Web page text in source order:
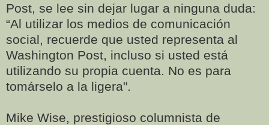
Post, se lee sin dejar lugar a ninguna duda:
“Al utilizar los medios de comunicación
social, recuerde que usted representa al
Washington Post, incluso si usted está
utilizando su propia cuenta. No es para
tomárselo a la ligera".
Mike Wise, prestigioso columnista de